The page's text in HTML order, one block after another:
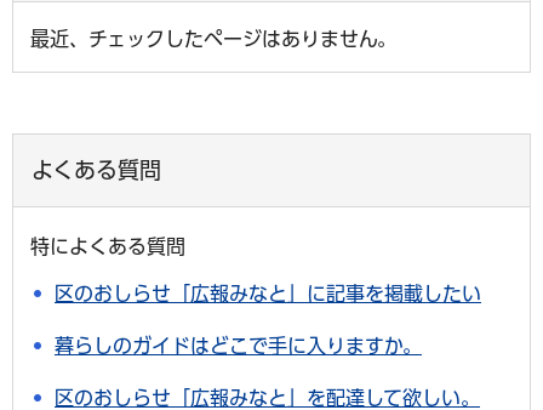
最近、チェックしたページはありません。
よくある質問
特によくある質問
区のおしらせ「広報みなと」に記事を掲載したい
暮らしのガイドはどこで手に入りますか。
区のおしらせ「広報みなと」を配達して欲しい。